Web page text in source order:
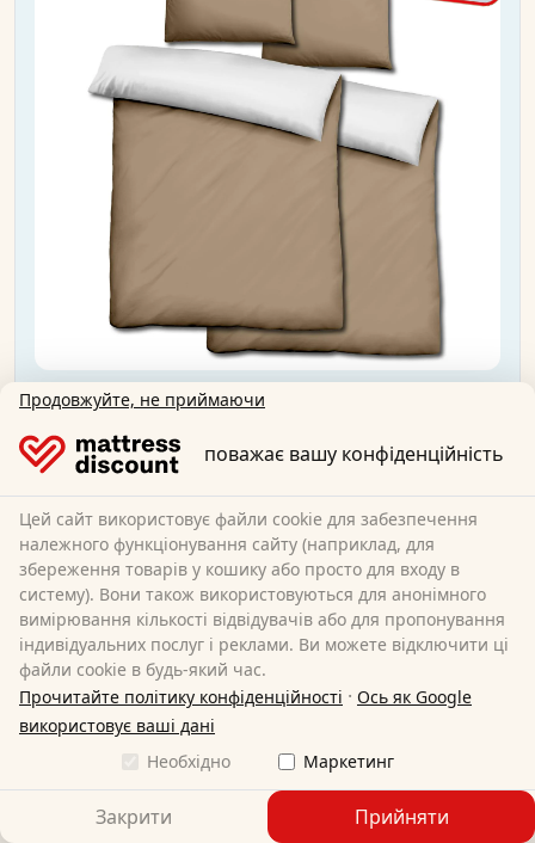
Двоспальна двостороння постільна білизна
Sleezzz® Renforcé мокко/біла 135x200 + 80x80
см
Розмір:
135 x 200 cm
Матеріальний:
100% бавовна
24,95 EUR
Безкоштовна доставка
Дізнайтеся більше
Продовжуйте, не приймаючи
поважає вашу конфіденційність
Цей сайт використовує файли cookie для забезпечення
належного функціонування сайту (наприклад, для
збереження товарів у кошику або просто для входу в
систему). Вони також використовуються для анонімного
вимірювання кількості відвідувачів або для пропонування
індивідуальних послуг і реклами. Ви можете відключити ці
файли cookie в будь-який час.
Прочитайте політику конфіденційності · Ось як Google
використовує ваші дані
Необхідно
Маркетинг
Закрити Прийняти